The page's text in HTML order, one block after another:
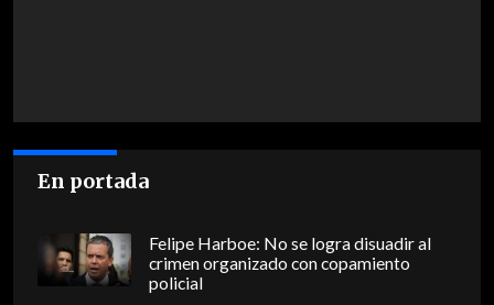
En portada
Felipe Harboe: No se logra disuadir al
crimen organizado con copamiento
policial